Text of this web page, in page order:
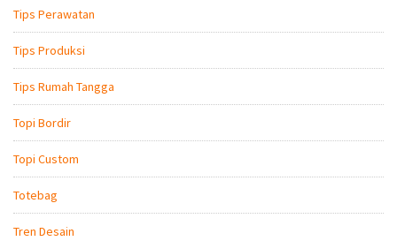
Tips Perawatan
Tips Produksi
Tips Rumah Tangga
Topi Bordir
Topi Custom
Totebag
Tren Desain